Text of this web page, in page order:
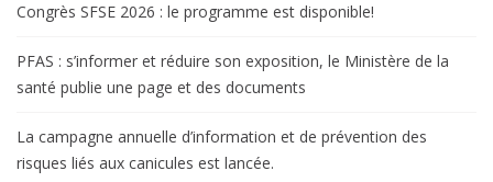
Congrès SFSE 2026 : le programme est disponible!
PFAS : s’informer et réduire son exposition, le Ministère de la
santé publie une page et des documents
La campagne annuelle d’information et de prévention des
risques liés aux canicules est lancée.